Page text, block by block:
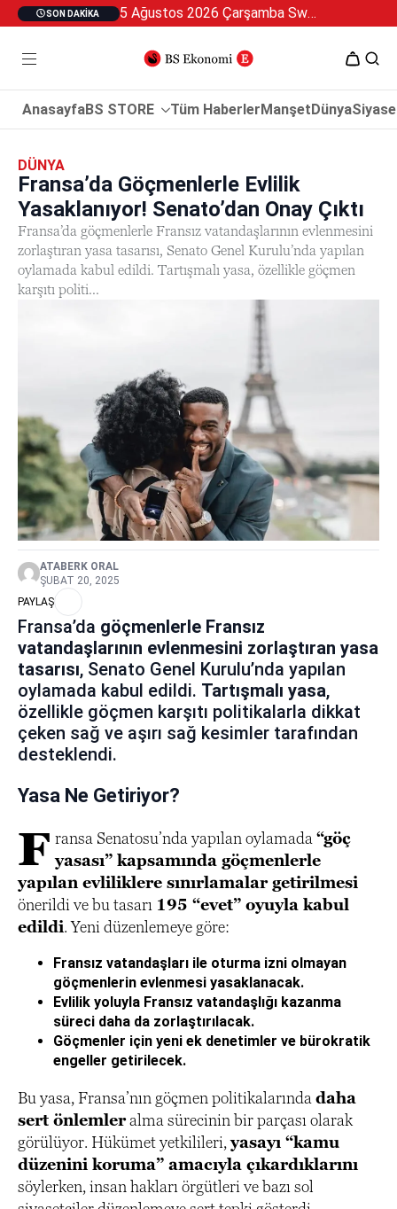
SON DAKIKA 5 Ağustos 2026 Çarşamba Swan Özel 2
AnasayfaBS STORE Tüm HaberlerManşetDünya
DÜNYA
Fransa’da Göçmenlerle Evlilik
Yasaklanıyor! Senato’dan Onay Çıktı
Fransa’da göçmenlerle Fransız vatandaşlarının evlenmesini
zorlaştıran yasa tasarısı, Senato Genel Kurulu’nda yapılan
oylamada kabul edildi. Tartışmalı yasa, özellikle göçmen
karşıtı politi...
ATABERK ORAL
ŞUBAT 20, 2025
PAYLAŞ
Fransa’da göçmenlerle Fransız
vatandaşlarının evlenmesini zorlaştıran yasa
tasarısı, Senato Genel Kurulu’nda yapılan
oylamada kabul edildi. Tartışmalı yasa,
özellikle göçmen karşıtı politikalarla dikkat
çeken sağ ve aşırı sağ kesimler tarafından
desteklendi.
Yasa Ne Getiriyor?
F ransa Senatosu’nda yapılan oylamada“göç
yasası” kapsamında göçmenlerle
yapılan evliliklere sınırlamalar getirilmesi
önerildi ve bu tasarı 195 “evet” oyuyla kabul
edildi. Yeni düzenlemeye göre:
Fransız vatandaşları ile oturma izni olmayan
göçmenlerin evlenmesi yasaklanacak.
Evlilik yoluyla Fransız vatandaşlığı kazanma
süreci daha da zorlaştırılacak.
Göçmenler için yeni ek denetimler ve bürokratik
engeller getirilecek.
Bu yasa, Fransa’nın göçmen politikalarında daha
sert önlemleralma sürecinin bir parçası olarak
görülüyor. Hükümet yetkilileri,yasayı “kamu
düzenini koruma” amacıyla çıkardıklarını
söylerken, insan hakları örgütleri ve bazı sol